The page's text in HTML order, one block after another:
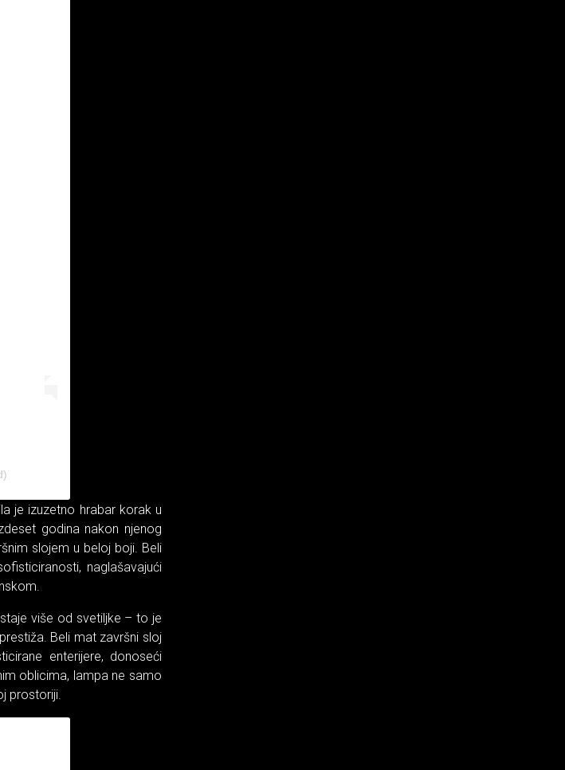
je izuzetno hrabar korak u
godina nakon njenog
slojem u beloj boji. Beli
naglašavajući
više od svetiljke – to je
Beli mat završni sloj
enterijere, donoseći
oblicima, lampa ne samo
prostoriji.